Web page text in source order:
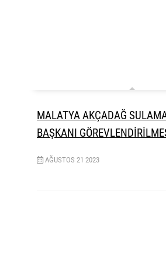
MALATYA AKÇADAĞ
BAŞKANI
AĞUSTOS 21 2023